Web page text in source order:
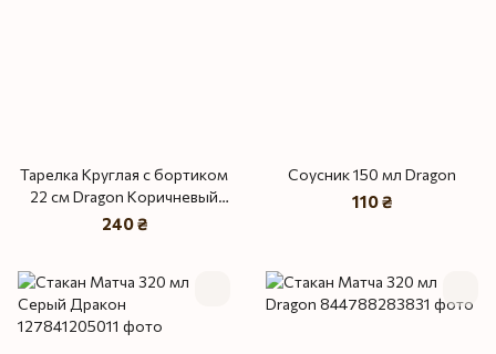
Тарелка Круглая с бортиком
22 см Dragon Коричневый
Лофт
240 ₴
Соусник 150 мл Dragon
110 ₴